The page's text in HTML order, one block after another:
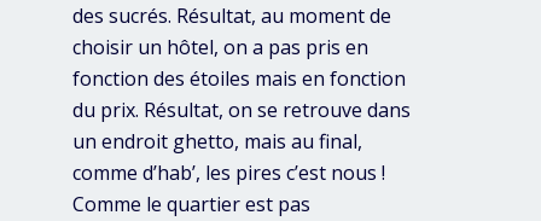
des sucrés. Résultat, au moment de
choisir un hôtel, on a pas pris en
fonction des étoiles mais en fonction
du prix. Résultat, on se retrouve dans
un endroit ghetto, mais au final,
comme d’hab’, les pires c’est nous !
Comme le quartier est pas